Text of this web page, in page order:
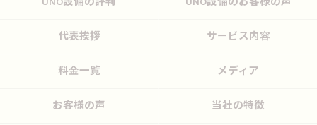
代表挨拶 サービス内容
料金一覧 メディア
お客様の声 当社の特徴